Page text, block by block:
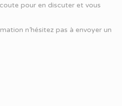
pour en discuter et vous
n’hésitez pas à envoyer un